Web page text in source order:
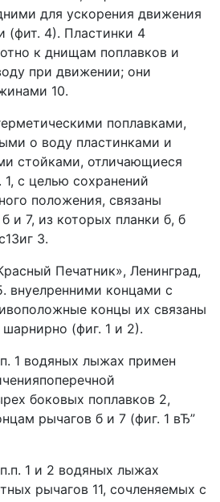
для ускорения движения
(фит. 4). Пластинки 4
к днищам поплавков и
при движении; они
10.
поплавками,
о воду пластинками и
стойками, отличающиеся
1, с целью сохранений
положения, связаны
и 7, из которых планки б, б
3.
Печатник», Ленинград,
внуелренними концами с
концы их связаны
(фиг. 1 и 2).
1 водяных лыжах примен
боковых поплавков 2,
рычагов б и 7 (фиг. 1 вЂ”
1 и 2 водяных лыжах
рычагов 11, сочленяемых с